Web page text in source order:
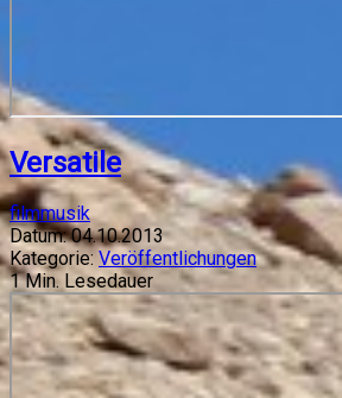
Versatile
filmmusik
Datum: 04.10.2013
Kategorie: Veröffentlichungen
1Min. Lesedauer